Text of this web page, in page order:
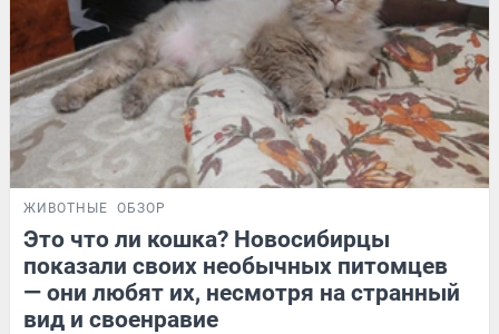
ЖИВОТНЫЕ ОБЗОР
Это что ли кошка? Новосибирцы
показали своих необычных питомцев
— они любят их, несмотря на странный
вид и своенравие